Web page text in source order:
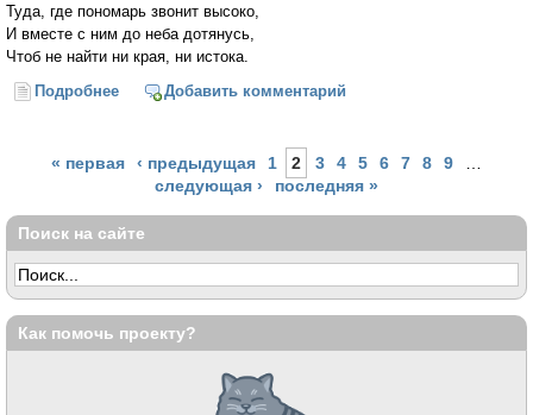
Туда, где пономарь звонит высоко,
И вместе с ним до неба дотянусь,
Чтоб не найти ни края, ни истока.
Подробнее о "Покамест слышен колокольный звон..."
Добавить комментарий
Страницы
« первая ‹ предыдущая 1 2 3 4 5 6 7 8 9
следующая ›
последняя »
Поиск на сайте
Как помочь проекту?